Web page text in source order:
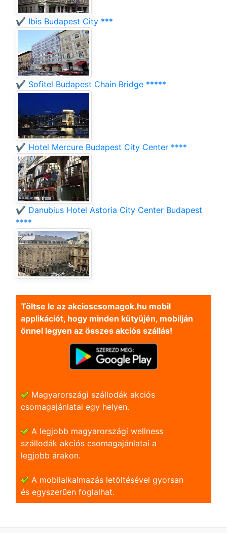
✔️ Ibis Budapest City ***
✔️ Sofitel Budapest Chain Bridge *****
✔️ Hotel Mercure Budapest City Center ****
✔️ Danubius Hotel Astoria City Center Budapest
****
Töltse le az akcioscsomagok.hu mobil
applikációt, hogy minden kütyüjén, mobilján
önnel legyen az összes akciós szállás!
Magyarországi szállodák akciós
csomagajánlatai egy helyen.
A legjobb magyarországi wellness
szállodák akciós csomagajánlatai a
legjobb árakon.
A mobilalkalmazás letöltésével gyorsan
és egyszerũen foglalhat.